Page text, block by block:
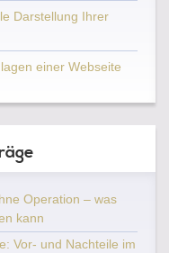
Darstellung Ihrer
einer Webseite
Operation – was
kann
Vor- und Nachteile im